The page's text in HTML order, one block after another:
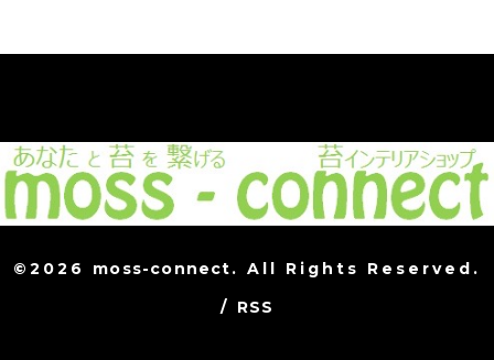
©2026 moss-connect. All Rights Reserved.
/ RSS